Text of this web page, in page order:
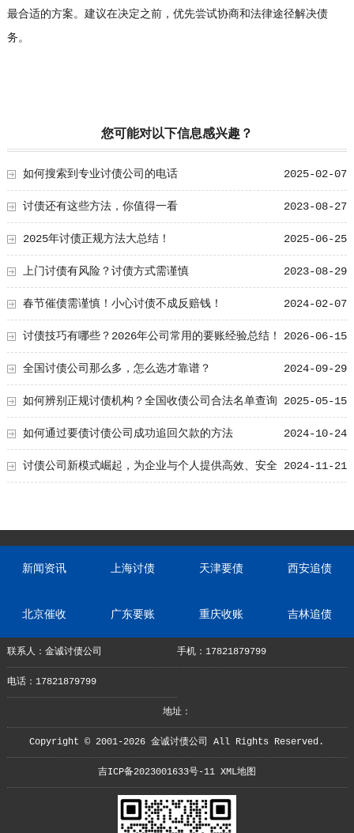
最合适的方案。建议在决定之前，优先尝试协商和法律途径解决债
务。
您可能对以下信息感兴趣？
2025-02-07
如何搜索到专业讨债公司的电话
2023-08-27
讨债还有这些方法，你值得一看
2025-06-25
2025年讨债正规方法大总结！
2023-08-29
上门讨债有风险？讨债方式需谨慎
2024-02-07
春节催债需谨慎！小心讨债不成反赔钱！
2026-06-15
讨债技巧有哪些？2026年公司常用的要账经验总结！
2024-09-29
全国讨债公司那么多，怎么选才靠谱？
2025-05-15
如何辨别正规讨债机构？全国收债公司合法名单查询
方式 2024-10-24
如何通过要债讨债公司成功追回欠款的方法
2024-11-21
讨债公司新模式崛起，为企业与个人提供高效、安全
新闻资讯 上海讨债 天津要债 西安追债
北京催收 广东要账 重庆收账 吉林追债
联系人：金诚讨债公司 手机：17821879799
电话：17821879799
地址：
Copyright © 2001-2026 金诚讨债公司 All Rights Reserved.
吉ICP备2023001633号-11 XML地图